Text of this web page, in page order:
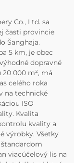
Co., Ltd. sa
časti provincie
Šanghaja.
5 km, je obec
dopravné
20 000 m², má
celého roka
na technické
ISO
Kvalita
kvality a
výrobky. Všetky
viacúčelový lis na